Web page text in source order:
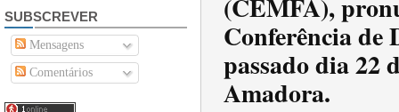
SUBSCREVER
Mensagens
Comentários
Conferência de
passado dia 22
Amadora.